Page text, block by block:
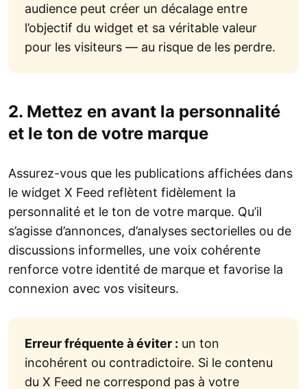
audience peut créer un décalage entre
l’objectif du widget et sa véritable valeur
pour les visiteurs — au risque de les perdre.
2. Mettez en avant la personnalité
et le ton de votre marque
Assurez-vous que les publications affichées dans
le widget X Feed reflètent fidèlement la
personnalité et le ton de votre marque. Qu’il
s’agisse d’annonces, d’analyses sectorielles ou de
discussions informelles, une voix cohérente
renforce votre identité de marque et favorise la
connexion avec vos visiteurs.
Erreur fréquente à éviter : un ton
incohérent ou contradictoire. Si le contenu
du X Feed ne correspond pas à votre